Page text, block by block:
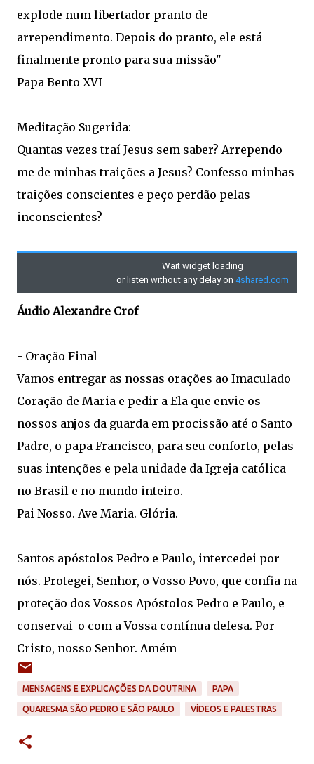
explode num libertador pranto de
arrependimento. Depois do pranto, ele está
finalmente pronto para sua missão"
Papa Bento XVI
Meditação Sugerida:
Quantas vezes traí Jesus sem saber? Arrependo-
me de minhas traições a Jesus? Confesso minhas
traições conscientes e peço perdão pelas
inconscientes?
Áudio Alexandre Crof
- Oração Final
Vamos entregar as nossas orações ao Imaculado
Coração de Maria e pedir a Ela que envie os
nossos anjos da guarda em procissão até o Santo
Padre, o papa Francisco, para seu conforto, pelas
suas intenções e pela unidade da Igreja católica
no Brasil e no mundo inteiro.
Pai Nosso. Ave Maria. Glória.
Santos apóstolos Pedro e Paulo, intercedei por
nós. Protegei, Senhor, o Vosso Povo, que confia na
proteção dos Vossos Apóstolos Pedro e Paulo, e
conservai-o com a Vossa contínua defesa. Por
Cristo, nosso Senhor. Amém
MENSAGENS E EXPLICAÇÕES DA DOUTRINA PAPA
QUARESMA SÃO PEDRO E SÃO PAULO VÍDEOS E PALESTRAS